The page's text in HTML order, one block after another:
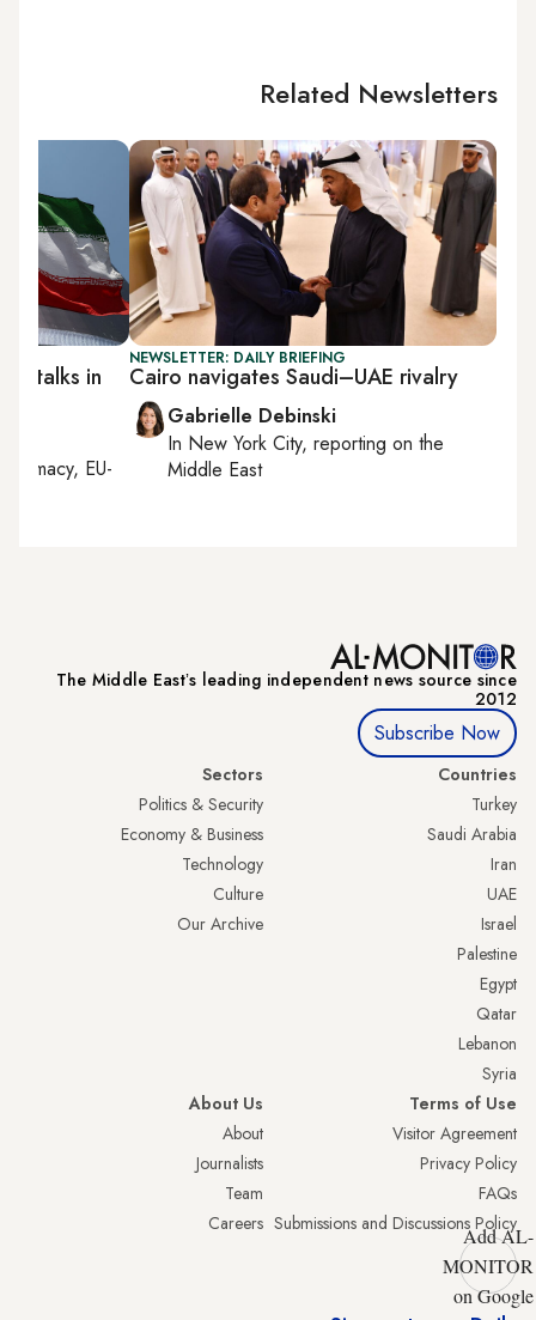
Related Newsletters
NEWSLETTER: DAILY BRIEFING
Cairo navigates Saudi–UAE rivalry
Gabrielle Debinski
In New York City, reporting on the
Middle East
talks in
EU-
The Middle Eastʼs leading independent news source since
2012
Subscribe Now
Countries
Turkey
Saudi Arabia
Iran
UAE
Israel
Palestine
Egypt
Qatar
Lebanon
Syria
Sectors
Politics & Security
Economy & Business
Technology
Culture
Our Archive
Terms of Use
Visitor Agreement
Privacy Policy
FAQs
Submissions and Discussions Policy
About Us
About
Journalists
Team
Careers
Add AL-
MONITOR
on Google